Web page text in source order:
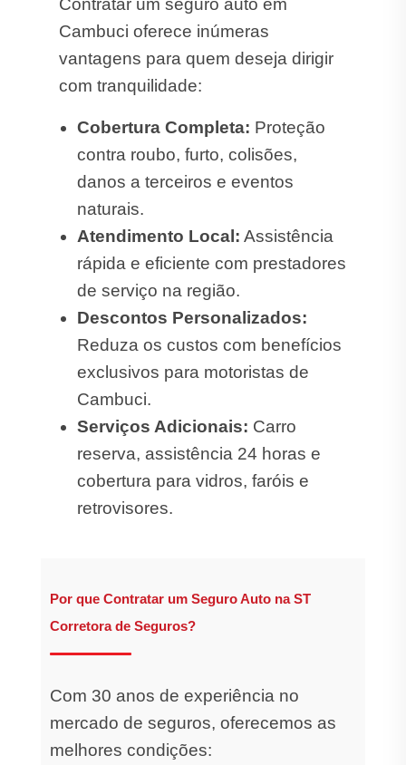
Cambuci oferece inúmeras
vantagens para quem deseja dirigir
com tranquilidade:
Cobertura Completa: Proteção
contra roubo, furto, colisões,
danos a terceiros e eventos
naturais.
Atendimento Local: Assistência
rápida e eficiente com prestadores
de serviço na região.
Descontos Personalizados:
Reduza os custos com benefícios
exclusivos para motoristas de
Cambuci.
Serviços Adicionais: Carro
reserva, assistência 24 horas e
cobertura para vidros, faróis e
retrovisores.
Por que Contratar um Seguro Auto na ST
Corretora de Seguros?
Com 30 anos de experiência no
mercado de seguros, oferecemos as
melhores condições: